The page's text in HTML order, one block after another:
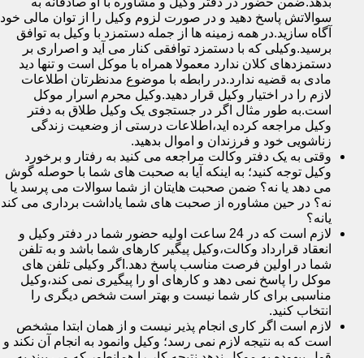
سوالاتش پاسخ دهید و در صورت لزوم وکیل را از توان مالی خود
آگاه سازید.در همه زمینه ها از جمله دستمزد با وکیل به توافق
برسید.وکیلی که با دستمزد توافقی کنار می آید و اصراری بر
دستمزدهای کلان ندارد معمولا همراه با موکل است و تنها دید
مادی به قضیه ندارد.در رابطه با موضوع مدنظرتان اطلاعات
لازم را در اختیار وکیل قرار دهید.وکیل محرم اسرار موکل
است.به طور مثال اگر در جستجوی یک وکیل طلاق به دفتر
وکیل مراجعه کرده اید،اطلاعات درستی از وضعیت زندگی
زناشویی خود و فرزندان و اموال بدهید.
وقتی به یک دفتر وکالت مراجعه می کنید به رفتار و برخورد
وکیل توجه کنید؛ به اینکه آیا به صحبت های شما با حوصله گوش
می دهد یا نه؟ ضمن صحبت هایتان از شما سوالات می پرسد یا
نه؟ در حین مشاوره از صحبت های شما یاداشت برداری می کند
یانه؟
لازم است که در 24 ساعت اولیه حضور شما در دفتر وکیل و
انعقاد قرارداد وکالت،وکیل پیگیر کارهای شما باشد و به تلفن
شما در اولین فرصت مناسب پاسخ دهد.اگر وکیلی تلفن های
موکل را پاسخ نمی دهد و کارهای او را پیگیری نمی کند،وکیل
مناسبی برای کار شما نیست و بهتر است شخص دیگری را
انتخاب کنید.
لازم است اگر کاری انجام پذیر نیست و از همان ابتدا مشخص
است که به نتیجه لازم نمی رسد؛ وکیل وانمود به انجام آن نکند و